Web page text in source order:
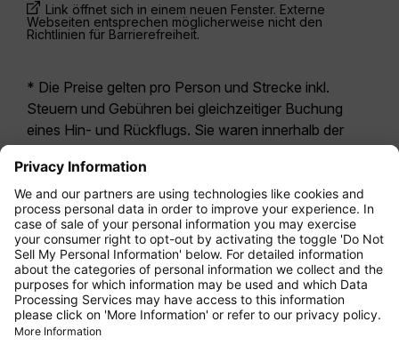
Link öffnet sich in einem neuen Fenster. Externe
Webseiten entsprechen möglicherweise nicht den
Richtlinien für Barrierefreiheit.
* Die Preise gelten pro Person und Strecke inkl.
Steuern und Gebühren bei gleichzeitiger Buchung
eines Hin- und Rückflugs. Sie waren innerhalb der
letzten 24 Stunden verfügbar und sind
möglicherweise nicht mehr aktuell. Bei den für die
Economy Class angegebenen Tarifen handelt es
sich i.d.R. um Economy Zero, unsere restriktivste
Tarifoption. Es können hierfür zusätzliche Gebühren
fürAufgabegepäck oder für andere optionale
Leistungen anfallen. Es gelten dieAllgemeinen
Geschäftsbedingungen .